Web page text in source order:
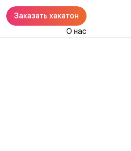
Заказать хакатон
О нас